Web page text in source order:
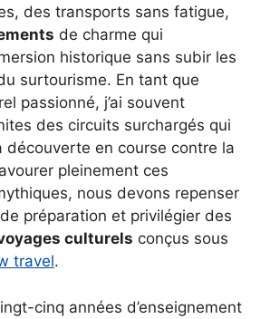
des transports sans fatigue,
de charme qui
historique sans subir les
surtourisme. En tant que
passionné, j’ai souvent
des circuits surchargés qui
découverte en course contre la
pleinement ces
nous devons repenser
préparation et privilégier des
culturels conçus sous
travel.
cinq années d’enseignement